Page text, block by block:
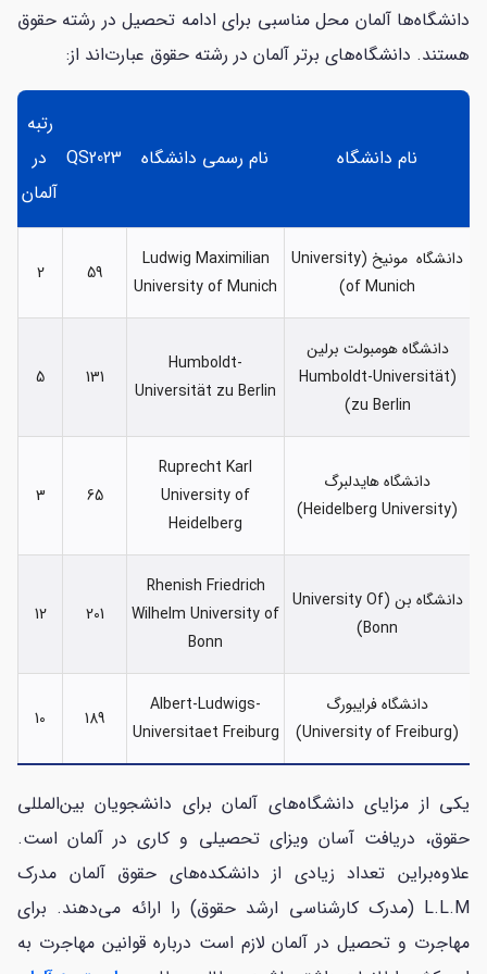
دانشگاه‌ها آلمان محل مناسبی برای ادامه تحصیل در رشته حقوق
هستند. دانشگاه‌های برتر آلمان در رشته حقوق عبارت‌اند از:
نام دانشگاه نام رسمی دانشگاه QS2023
رتبه
در
آلمان
دانشگاه مونیخ (University
of Munich)
Ludwig Maximilian
University of Munich
59
2
دانشگاه هومبولت برلین
(Humboldt-Universität
zu Berlin)
Humboldt-
Universität zu Berlin
131
5
دانشگاه هایدلبرگ
(Heidelberg University)
Ruprecht Karl
University of
Heidelberg
65
3
دانشگاه بن (University Of
Bonn)
Rhenish Friedrich
Wilhelm University of
Bonn
201
12
دانشگاه فرایبورگ
(University of Freiburg)
Albert-Ludwigs-
Universitaet Freiburg
189
10
یکی از مزایای دانشگاه‌های آلمان برای دانشجویان بین‌المللی
حقوق، دریافت آسان ویزای تحصیلی و کاری در آلمان است.
علاوه‌براین تعداد زیادی از دانشکده‌های حقوق آلمان مدرک
L.L.M (مدرک کارشناسی ارشد حقوق) را ارائه می‌دهند. برای
مهاجرت و تحصیل در آلمان لازم است درباره قوانین مهاجرت به